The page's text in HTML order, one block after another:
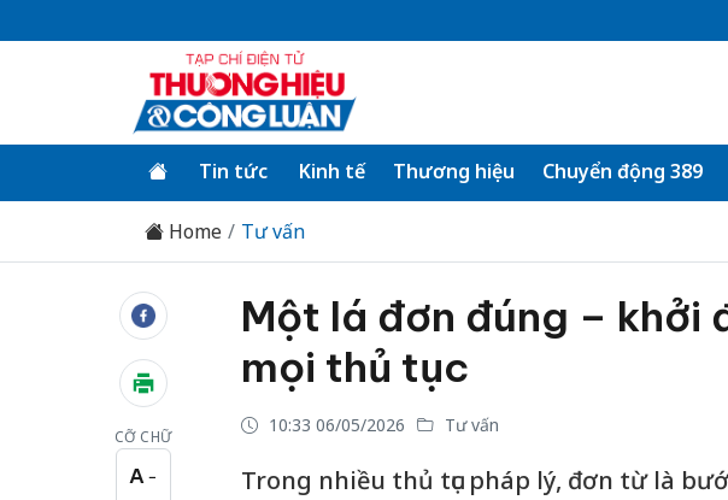
Tin tức Kinh tế Thương hiệu Chuyển động 389
Home Tư vấn
CỠ CHỮ
A −
Cỡ chữ nhỏ
Một lá đơn đúng – khởi
mọi thủ tục
10:33 06/05/2026 Tư vấn
Trong nhiều thủ tục pháp lý, đơn từ là